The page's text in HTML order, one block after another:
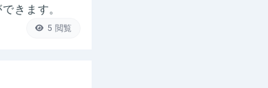
きます。
5 閲覧